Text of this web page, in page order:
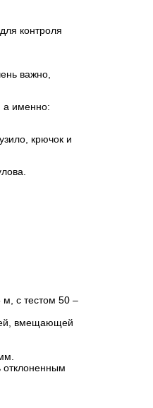
контроля
важно,
а именно:
крючок и
с тестом 50 –
вмещающей
отклоненным